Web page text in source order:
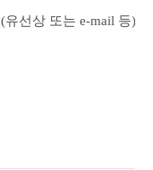
(유선상 또는 e-mail 등)